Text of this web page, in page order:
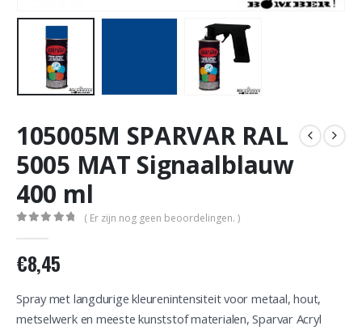
105005M SPARVAR RAL
5005 MAT Signaalblauw
400 ml
( Er zijn nog geen beoordelingen. )
€8,45
Spray met langdurige kleurenintensiteit voor metaal, hout,
metselwerk en meeste kunststof materialen, Sparvar Acryl